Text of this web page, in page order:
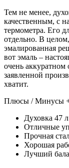
Тем не менее,
качественным, с
термометра. Его
отдельно. В
эмалированная
вот эмаль –
очень
заявленной
хватит.
Плюсы / Минусы
Духовка 47 л
Отличные
Прочная
Хорошая
Лучший